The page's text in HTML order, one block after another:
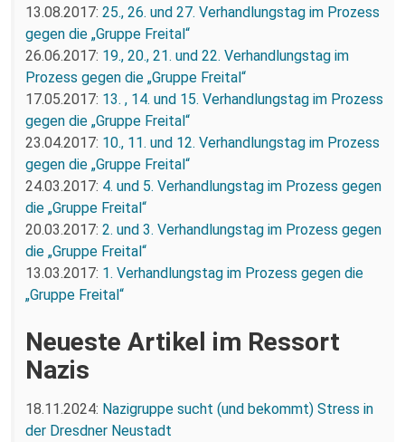
13.08.2017: 25., 26. und 27. Verhandlungstag im Prozess
gegen die „Gruppe Freital“
26.06.2017: 19., 20., 21. und 22. Verhandlungstag im
Prozess gegen die „Gruppe Freital“
17.05.2017: 13. , 14. und 15. Verhandlungstag im Prozess
gegen die „Gruppe Freital“
23.04.2017: 10., 11. und 12. Verhandlungstag im Prozess
gegen die „Gruppe Freital“
24.03.2017: 4. und 5. Verhandlungstag im Prozess gegen
die „Gruppe Freital“
20.03.2017: 2. und 3. Verhandlungstag im Prozess gegen
die „Gruppe Freital“
13.03.2017: 1. Verhandlungstag im Prozess gegen die
„Gruppe Freital“
Neueste Artikel im Ressort
Nazis
18.11.2024: Nazigruppe sucht (und bekommt) Stress in
der Dresdner Neustadt